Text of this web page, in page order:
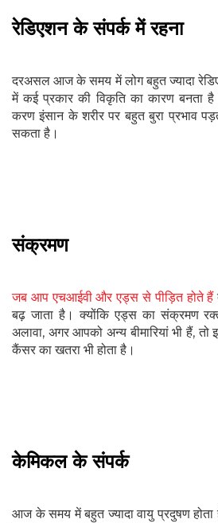
रेडिएशन के संपर्क में रहना
दरअसल आज के समय में लोग बहुत ज्यादा
में कई प्रकार की विकृति का कारण बनता
करण इंसान के शरीर पर बहुत बुरा प्रभाव
सकता है।
संक्रमण
जब आप एचआईवी और एड्स से पीड़ित होते हैं
बढ़ जाता है। क्योंकि एड्स का संक्रमण
अलावा, अगर आपको अन्य बीमारियां भी हैं,
कैंसर का खतरा भी होता है।
केमिकल के संपर्क
आज के समय में बहुत ज्यादा वायु प्रदुषण होता